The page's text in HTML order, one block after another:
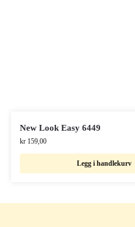
New Look Easy 6449
kr159,00
Legg i handlekurv